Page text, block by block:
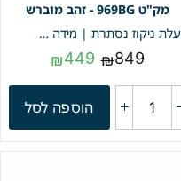
969BG - זהב מוברש
תעלת ניקוז נסתרת | מידה 9/69 | דגם "LINEA" | זהב מוברש | מק"ט 969BG
₪849
₪449
הוספה לסל